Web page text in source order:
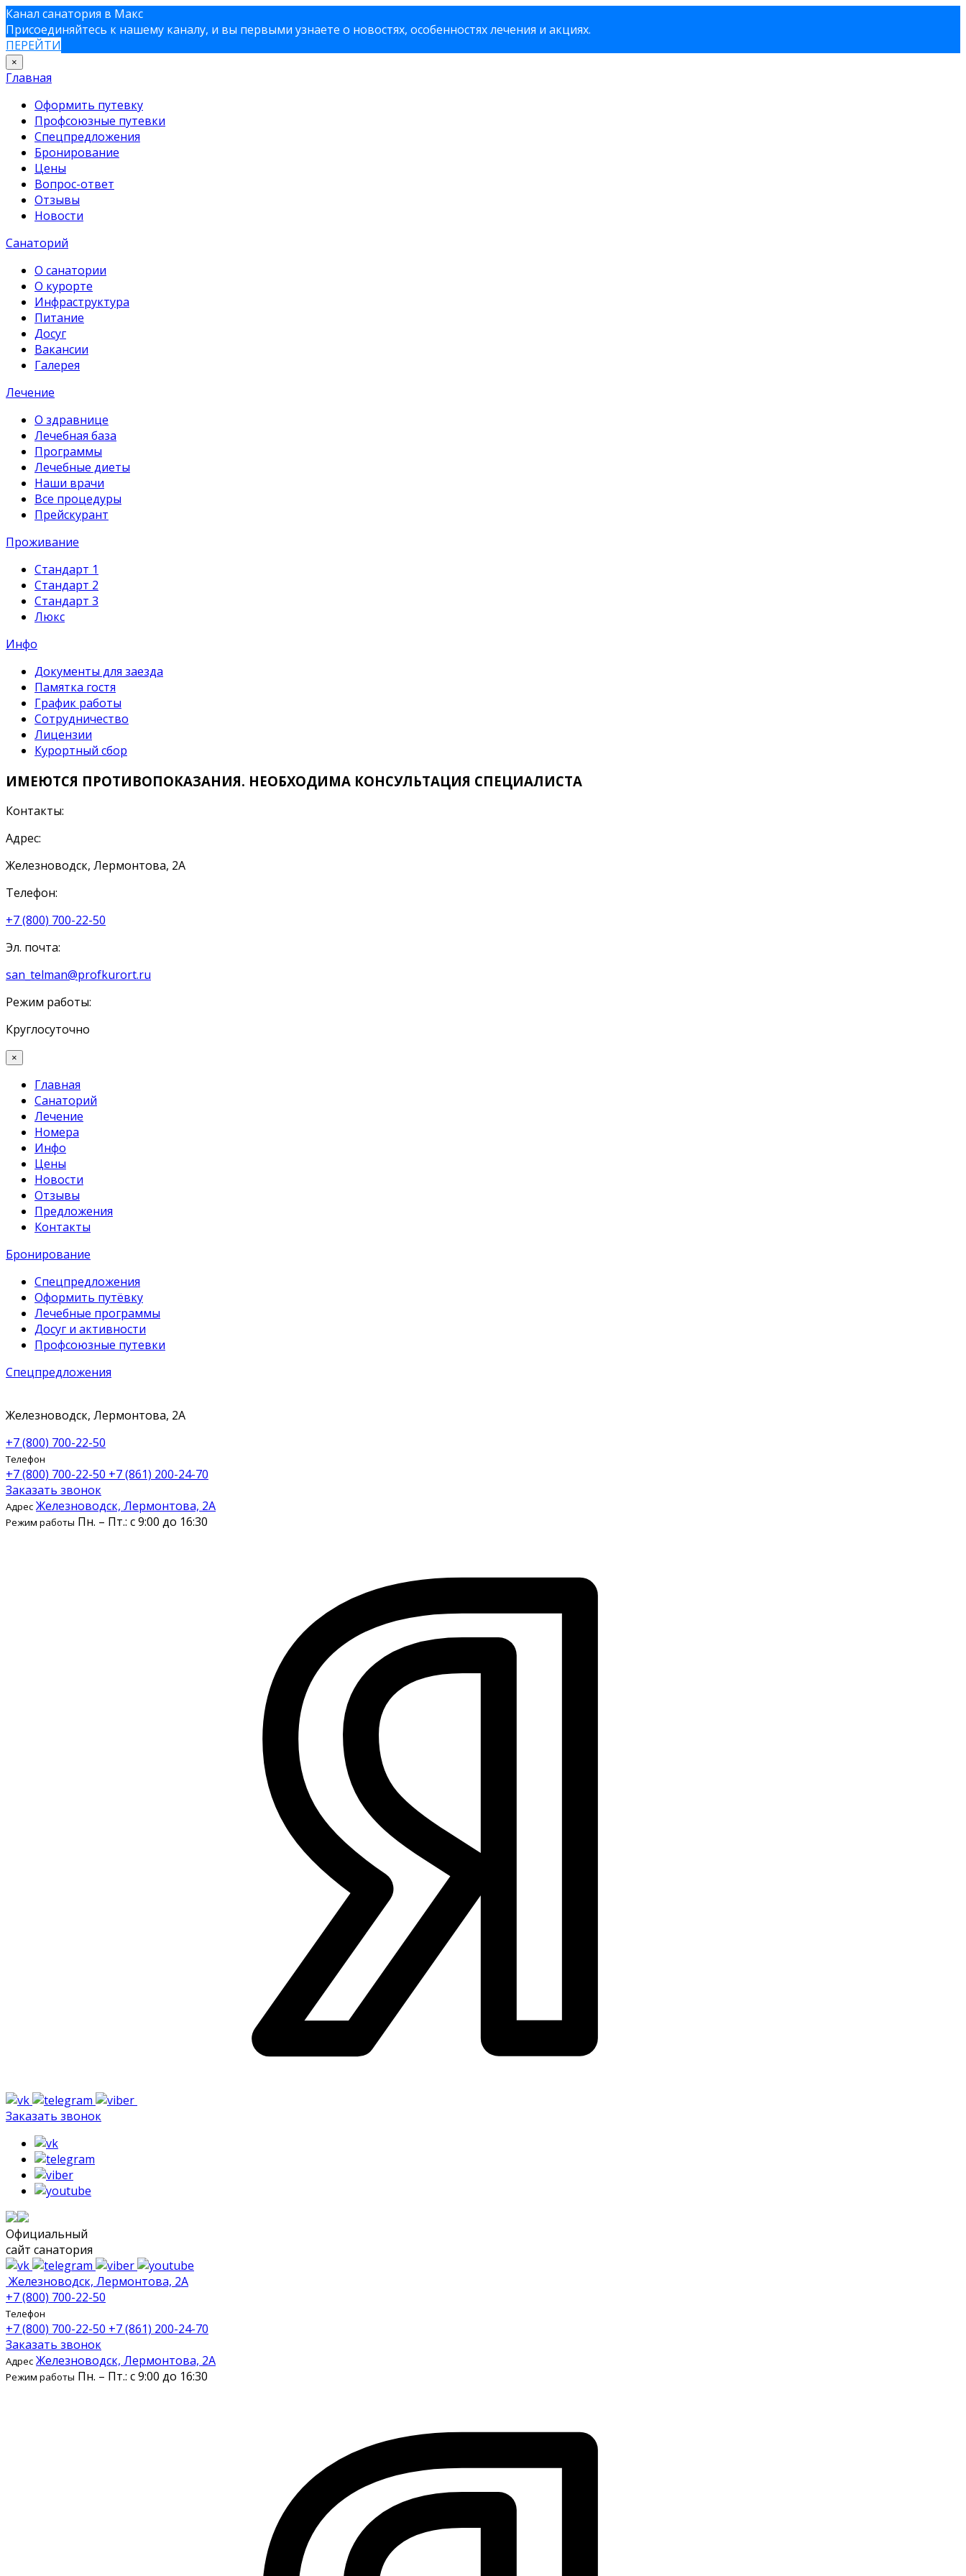
Канал санатория в Макс
Присоединяйтесь к нашему каналу, и вы первыми узнаете о новостях, особенностях лечения и акциях.
ПЕРЕЙТИ
×
Главная
Оформить путевку
Профсоюзные путевки
Спецпредложения
Бронирование
Цены
Вопрос-ответ
Отзывы
Новости
Санаторий
О санатории
О курорте
Инфраструктура
Питание
Досуг
Вакансии
Галерея
Лечение
О здравнице
Лечебная база
Программы
Лечебные диеты
Наши врачи
Все процедуры
Прейскурант
Проживание
Стандарт 1
Стандарт 2
Стандарт 3
Люкс
Инфо
Документы для заезда
Памятка гостя
График работы
Сотрудничество
Лицензии
Курортный сбор
ИМЕЮТСЯ ПРОТИВОПОКАЗАНИЯ. НЕОБХОДИМА КОНСУЛЬТАЦИЯ СПЕЦИАЛИСТА
Контакты:
Адрес:
Железноводск, Лермонтова, 2А
Телефон:
+7 (800) 700-22-50
Эл. почта:
san_telman@profkurort.ru
Режим работы:
Круглосуточно
×
Главная
Санаторий
Лечение
Номера
Инфо
Цены
Новости
Отзывы
Предложения
Контакты
Бронирование
Спецпредложения
Оформить путёвку
Лечебные программы
Досуг и активности
Профсоюзные путевки
Спецпредложения
Железноводск, Лермонтова, 2А
+7 (800) 700-22-50
Телефон
+7 (800) 700-22-50 +7 (861) 200-24-70
Заказать звонок
Адрес Железноводск, Лермонтова, 2А
Режим работы Пн. – Пт.: с 9:00 до 16:30
Заказать звонок
Официальный
сайт санатория
Железноводск, Лермонтова, 2А
+7 (800) 700-22-50
Телефон
+7 (800) 700-22-50 +7 (861) 200-24-70
Заказать звонок
Адрес Железноводск, Лермонтова, 2А
Режим работы Пн. – Пт.: с 9:00 до 16:30